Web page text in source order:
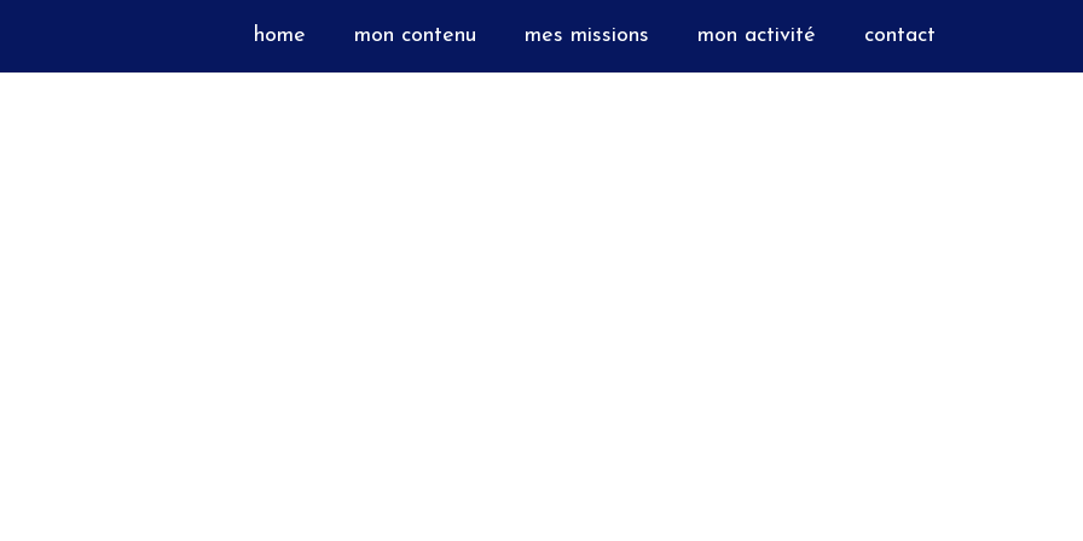
home mon contenu mes missions mon activité contact